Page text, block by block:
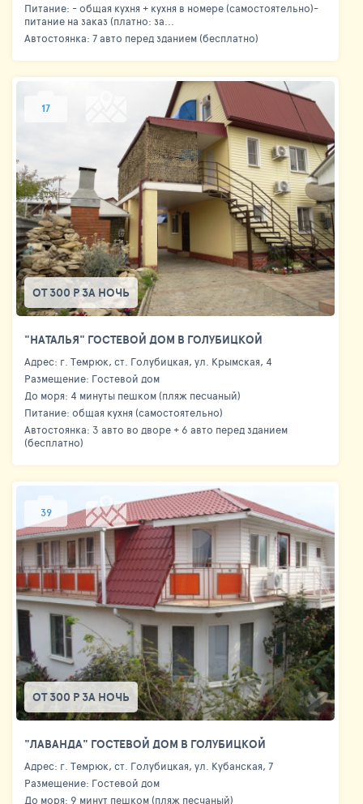
Питание: - общая кухня + кухня в номере (самостоятельно)-
питание на заказ (платно: за...
Автостоянка: 7 авто перед зданием (бесплатно)
17
ОТ 300 Р ЗА НОЧЬ
"НАТАЛЬЯ" ГОСТЕВОЙ ДОМ В ГОЛУБИЦКОЙ
Адрес: г. Темрюк, ст. Голубицкая, ул. Крымская, 4
Размещение: Гостевой дом
До моря: 4 минуты пешком (пляж песчаный)
Питание: общая кухня (самостоятельно)
Автостоянка: 3 авто во дворе + 6 авто перед зданием
(бесплатно)
39
ОТ 300 Р ЗА НОЧЬ
"ЛАВАНДА" ГОСТЕВОЙ ДОМ В ГОЛУБИЦКОЙ
Адрес: г. Темрюк, ст. Голубицкая, ул. Кубанская, 7
Размещение: Гостевой дом
До моря: 9 минут пешком (пляж песчаный)